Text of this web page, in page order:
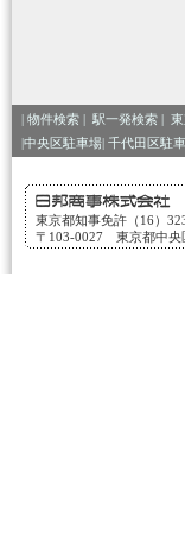
| 物件検索 | 駅一発検索 |
|中央区駐車場| 千代田区駐
東京都知事免許（16）
〒103-0027 東京都中央